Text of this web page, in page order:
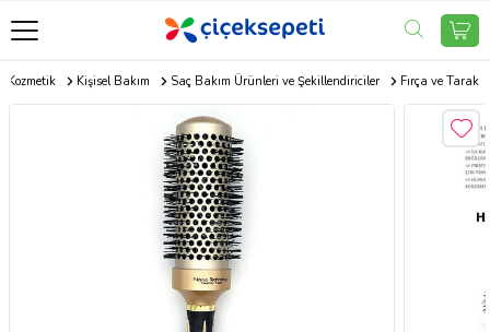
Kozmetik Kişisel Bakım Saç Bakım Ürünleri ve Şekillendiriciler Fırça ve Tarak